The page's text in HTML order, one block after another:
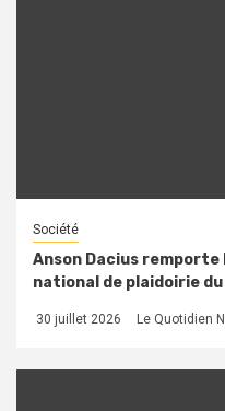
Société
Anson Dacius remporte
national de plaidoirie du
30 juillet 2026 Le Quotidien